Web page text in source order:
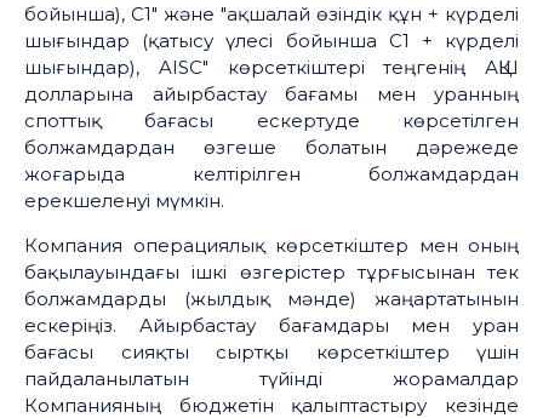
бойынша), С1" және "ақшалай өзіндік құн + күрделі
шығындар (қатысу үлесі бойынша С1 + күрделі
шығындар), AISC" көрсеткіштері теңгенің АҚШ
долларына айырбастау бағамы мен уранның
споттық бағасы ескертуде көрсетілген
болжамдардан өзгеше болатын дәрежеде
жоғарыда келтірілген болжамдардан
ерекшеленуі мүмкін.
Компания операциялық көрсеткіштер мен оның
бақылауындағы ішкі өзгерістер тұрғысынан тек
болжамдарды (жылдық мәнде) жаңартатынын
ескеріңіз. Айырбастау бағамдары мен уран
бағасы сияқты сыртқы көрсеткіштер үшін
пайдаланылатын түйінді жорамалдар
Компанияның бюджетін қалыптастыру кезінде